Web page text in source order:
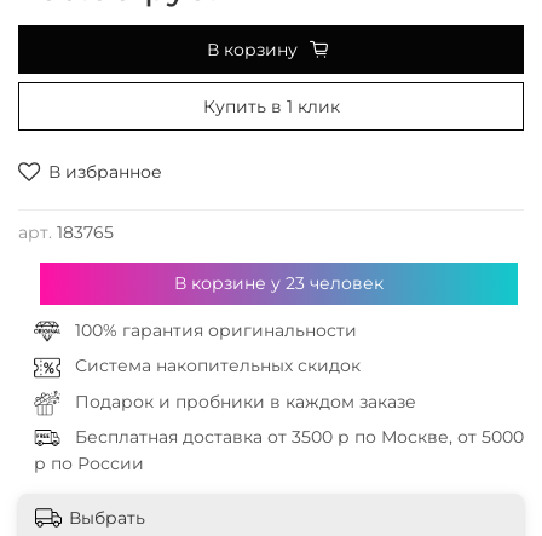
В избранное
арт. 183765
В корзину
Купить в 1 клик
В корзине у 23 человек
100% гарантия оригинальности
Система накопительных скидок
Подарок и пробники в каждом заказе
Бесплатная доставка от 3500 р по Москве, от 5000
р по России
Выбрать